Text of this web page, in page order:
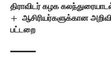
திராவிடர் கழக
ஆசிரியர்களுக்கான
பட்டறை